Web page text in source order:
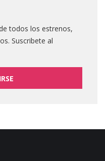
todos los estrenos,
Suscribete al